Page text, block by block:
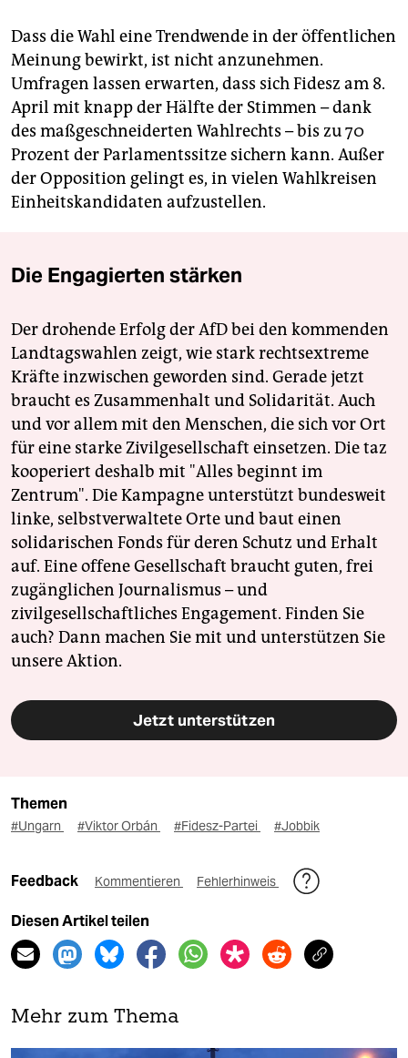
Dass die Wahl eine Trendwende in der öffentlichen
Meinung bewirkt, ist nicht anzunehmen.
Umfragen lassen erwarten, dass sich Fidesz am 8.
April mit knapp der Hälfte der Stimmen – dank
des maßgeschneiderten Wahlrechts – bis zu 70
Prozent der Parlamentssitze sichern kann. Außer
der Opposition gelingt es, in vielen Wahlkreisen
Einheitskandidaten aufzustellen.
Die Engagierten stärken
Der drohende Erfolg der AfD bei den kommenden
Landtagswahlen zeigt, wie stark rechtsextreme
Kräfte inzwischen geworden sind. Gerade jetzt
braucht es Zusammenhalt und Solidarität. Auch
und vor allem mit den Menschen, die sich vor Ort
für eine starke Zivilgesellschaft einsetzen. Die taz
kooperiert deshalb mit "Alles beginnt im
Zentrum". Die Kampagne unterstützt bundesweit
linke, selbstverwaltete Orte und baut einen
solidarischen Fonds für deren Schutz und Erhalt
auf. Eine offene Gesellschaft braucht guten, frei
zugänglichen Journalismus – und
zivilgesellschaftliches Engagement. Finden Sie
auch? Dann machen Sie mit und unterstützen Sie
unsere Aktion.
Jetzt unterstützen
Themen
#Ungarn #Viktor Orbán #Fidesz-Partei #Jobbik
Feedback Kommentieren Fehlerhinweis
Diesen Artikel teilen
Mehr zum Thema